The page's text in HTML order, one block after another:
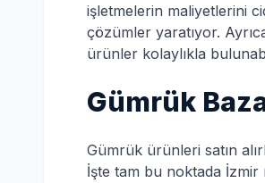
işletmelerin maliyetlerini
çözümler yaratıyor.
ürünler kolaylıkla
Gümrük
Gümrük ürünleri satın
İşte tam bu noktada İzmir